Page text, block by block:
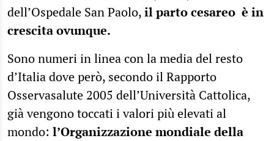
dell’Ospedale San Paolo,il parto cesareo è in
crescita ovunque.
Sono numeri in linea con la media del resto
d’Italia dove però, secondo il Rapporto
Osservasalute 2005 dell’Università Cattolica,
già vengono toccati i valori più elevati al
mondo: l’Organizzazione mondiale della